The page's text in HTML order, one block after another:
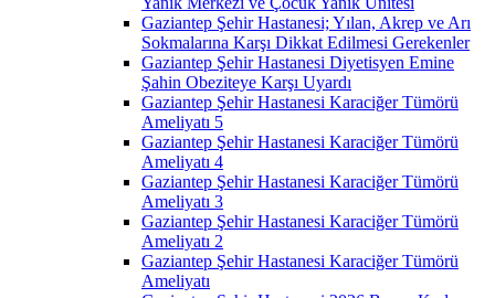
Gaziantep Şehir Hastanesi; Yılan, Akrep ve Arı
Sokmalarına Karşı Dikkat Edilmesi Gerekenler
Gaziantep Şehir Hastanesi Diyetisyen Emine
Şahin Obeziteye Karşı Uyardı
Gaziantep Şehir Hastanesi Karaciğer Tümörü
Ameliyatı 5
Gaziantep Şehir Hastanesi Karaciğer Tümörü
Ameliyatı 4
Gaziantep Şehir Hastanesi Karaciğer Tümörü
Ameliyatı 3
Gaziantep Şehir Hastanesi Karaciğer Tümörü
Ameliyatı 2
Gaziantep Şehir Hastanesi Karaciğer Tümörü
Ameliyatı